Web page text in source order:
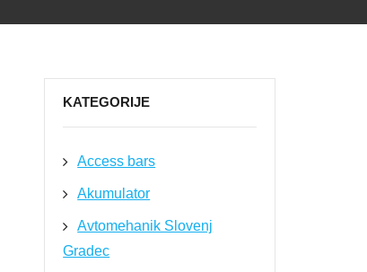
KATEGORIJE
Access bars
Akumulator
Avtomehanik Slovenj
Gradec